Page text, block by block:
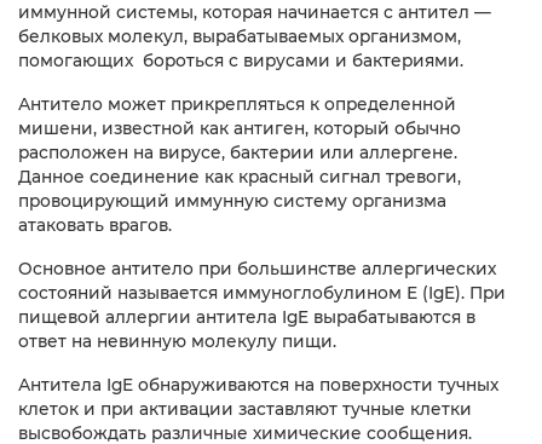
иммунной системы, которая начинается с антител —
белковых молекул, вырабатываемых организмом,
помогающих бороться с вирусами и бактериями.
Антитело может прикрепляться к определенной
мишени, известной как антиген, который обычно
расположен на вирусе, бактерии или аллергене.
Данное соединение как красный сигнал тревоги,
провоцирующий иммунную систему организма
атаковать врагов.
Основное антитело при большинстве аллергических
состояний называется иммуноглобулином Е (IgE). При
пищевой аллергии антитела IgE вырабатываются в
ответ на невинную молекулу пищи.
Антитела IgE обнаруживаются на поверхности тучных
клеток и при активации заставляют тучные клетки
высвобождать различные химические сообщения.